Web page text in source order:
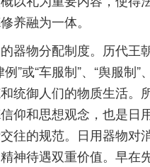
养融为一体。
器物分配制度。历代王
例”或“车服制”、“舆服制”
统御人们的物质生活。
仰和思想观念，也是日
往的规范。日用器物对
神待遇双重价值。早在